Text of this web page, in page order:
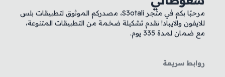
مرحبًا بكم في متجر S3otali، مصدركم الموثوق لتطبيقات بلس
للايفون والايباد! نقدم تشكيلة ضخمة من التطبيقات المتنوعة،
مع ضمان لمدة 335 يوم.
روابط سريعة